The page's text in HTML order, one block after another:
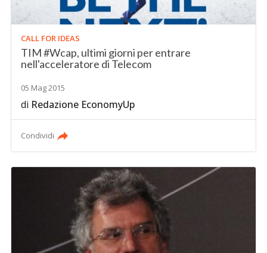
CALL FOR IDEAS
TIM #Wcap, ultimi giorni per entrare
nell'acceleratore di Telecom
05 Mag 2015
di Redazione EconomyUp
Condividi